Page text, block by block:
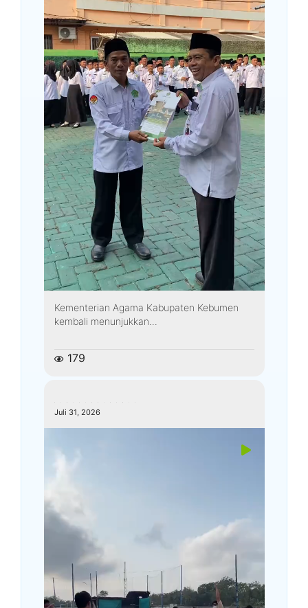
Kementerian Agama Kabupaten Kebumen
kembali menunjukkan...
179
Juli 31, 2026